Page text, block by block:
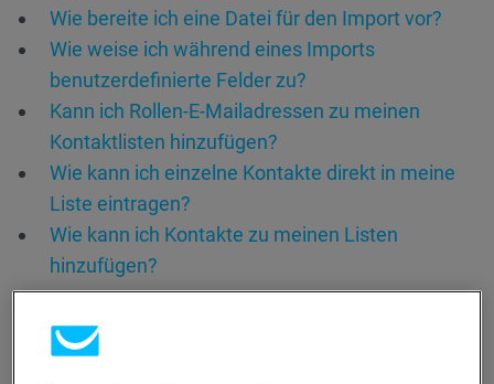
Wie bereite ich eine Datei für den Import vor?
Wie weise ich während eines Imports
benutzerdefinierte Felder zu?
Kann ich Rollen-E-Mailadressen zu meinen
Kontaktlisten hinzufügen?
Wie kann ich einzelne Kontakte direkt in meine
Liste eintragen?
Wie kann ich Kontakte zu meinen Listen
hinzufügen?